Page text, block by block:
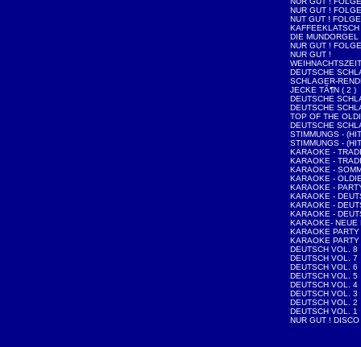
NUR GUT !
NUT GUT !
KAFFEEKLATSCH
DIE MUNDORGEL
NUR GUT !
NUR GUT !
WEIHNACHTSZEIT
DEUTSCHE
SCHLAGER-
JECKE TÃ¶N ( 2 )
DEUTSCHE
DEUTSCHE
TOP OF THE
DEUTSCHE
STIMMUNGS -
STIMMUNGS -
KARAOKE -
KARAOKE -
KARAOKE -
KARAOKE -
KARAOKE -
KARAOKE -
KARAOKE -
KARAOKE -
KARAOKE- NEUE
KARAOKE
KARAOKE
DEUTSCH VOL. 8
DEUTSCH VOL. 7
DEUTSCH VOL. 6
DEUTSCH VOL. 5
DEUTSCH VOL. 4
DEUTSCH VOL. 3
DEUTSCH VOL. 2
DEUTSCH VOL. 1
NUR GUT !